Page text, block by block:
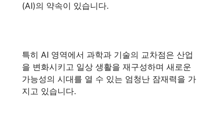
(AI)의 약속이 있습니다.
특히 AI 영역에서 과학과 기술의 교차점은 산업
을 변화시키고 일상 생활을 재구성하며 새로운
가능성의 시대를 열 수 있는 엄청난 잠재력을 가
지고 있습니다.